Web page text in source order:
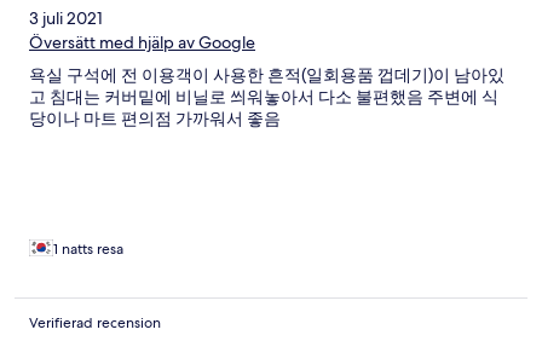
3 juli 2021
Översätt med hjälp av Google
욕실 구석에 전 이용객이 사용한 흔적(일회용품 껍데기)이 남아있
고 침대는 커버밑에 비닐로 씌워놓아서 다소 불편했음 주변에 식
당이나 마트 편의점 가까워서 좋음
1 natts resa
Verifierad recension